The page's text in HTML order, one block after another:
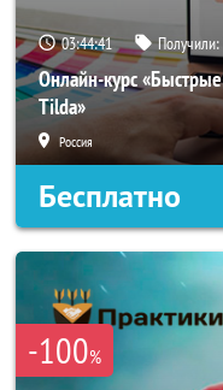
03:44:40 Получили:
Онлайн-курс
Tilda»
Россия
Бесплатно
-100%